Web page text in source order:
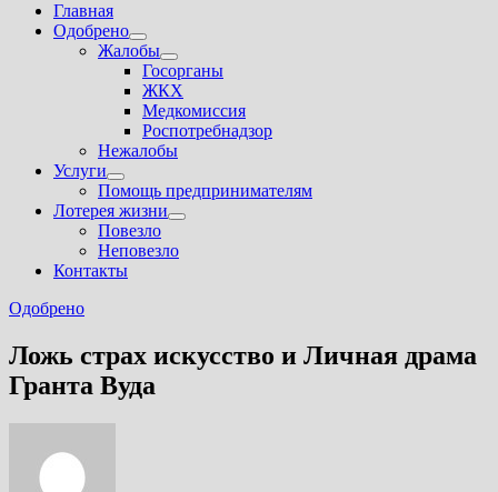
Главная
Одобрено
Показать
подменю
Жалобы
Показать
подменю
Госорганы
ЖКХ
Медкомиссия
Роспотребнадзор
Нежалобы
Услуги
Показать
подменю
Помощь предпринимателям
Лотерея жизни
Показать
Повезло
Неповезло
Контакты
Одобрено
Ложь страх искусство и Личная драма
Гранта Вуда